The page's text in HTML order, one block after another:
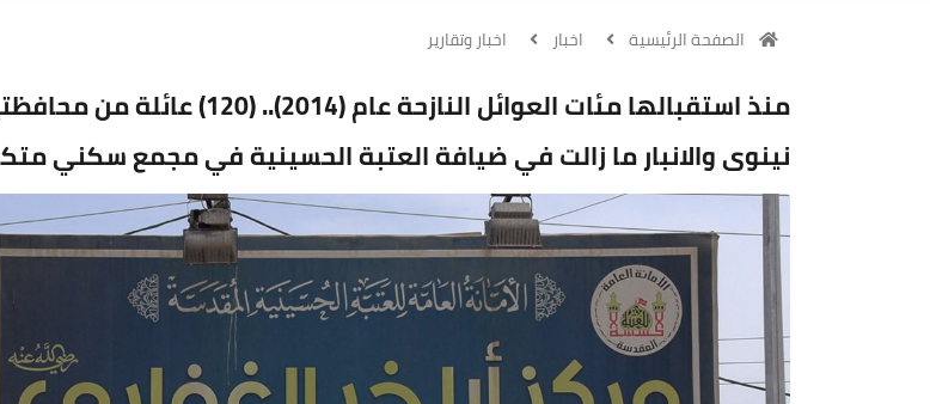
الصفحة الرئيسية اخبار اخبار وتقارير
منذ استقبالها مئات العوائل النازحة عام (2014).. (120) عائلة
نينوى والانبار ما زالت في ضيافة العتبة الحسينية في مجمع سكني